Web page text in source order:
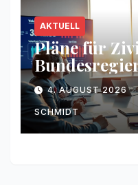
AKTUELL
Pläne für
4. AUGUST 2026
SCHMIDT